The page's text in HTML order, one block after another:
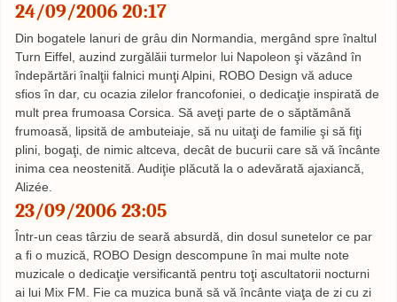
24/09/2006 20:17
Din bogatele lanuri de grâu din Normandia, mergând spre înaltul
Turn Eiffel, auzind zurgălăii turmelor lui Napoleon şi văzând în
îndepărtări înalţii falnici munţi Alpini, ROBO Design vă aduce
sfios în dar, cu ocazia zilelor francofoniei, o dedicaţie inspirată de
mult prea frumoasa Corsica. Să aveţi parte de o săptămână
frumoasă, lipsită de ambuteiaje, să nu uitaţi de familie şi să fiţi
plini, bogaţi, de nimic altceva, decât de bucurii care să vă încânte
inima cea neostenită. Audiţie plăcută la o adevărată ajaxiancă,
Alizée.
23/09/2006 23:05
Într-un ceas târziu de seară absurdă, din dosul sunetelor ce par
a fi o muzică, ROBO Design descompune în mai multe note
muzicale o dedicaţie versificantă pentru toţi ascultatorii nocturni
ai lui Mix FM. Fie ca muzica bună să vă încânte viaţa de zi cu zi